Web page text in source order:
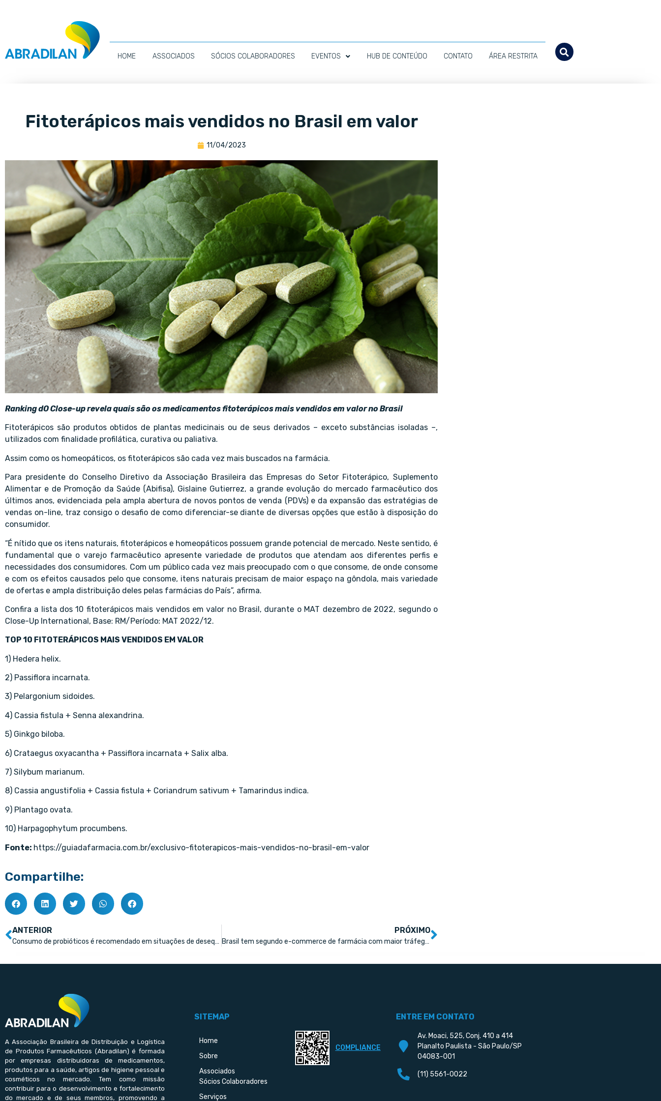
HOME ASSOCIADOS SÓCIOS COLABORADORES EVENTOS HUB DE CONTEÚDO CONTATO ÁREA RESTRITA
Fitoterápicos mais vendidos no Brasil em valor
11/04/2023
Ranking dO Close-up revela quais são os medicamentos fitoterápicos mais vendidos em valor no Brasil
Fitoterápicos são produtos obtidos de plantas medicinais ou de seus derivados – exceto substâncias isoladas –,
utilizados com finalidade profilática, curativa ou paliativa.
Assim como os homeopáticos, os fitoterápicos são cada vez mais buscados na farmácia.
Para presidente do Conselho Diretivo da Associação Brasileira das Empresas do Setor Fitoterápico, Suplemento
Alimentar e de Promoção da Saúde (Abifisa), Gislaine Gutierrez, a grande evolução do mercado farmacêutico dos
últimos anos, evidenciada pela ampla abertura de novos pontos de venda (PDVs) e da expansão das estratégias de
vendas on-line, traz consigo o desafio de como diferenciar-se diante de diversas opções que estão à disposição do
consumidor.
“É nítido que os itens naturais, fitoterápicos e homeopáticos possuem grande potencial de mercado. Neste sentido, é
fundamental que o varejo farmacêutico apresente variedade de produtos que atendam aos diferentes perfis e
necessidades dos consumidores. Com um público cada vez mais preocupado com o que consome, de onde consome
e com os efeitos causados pelo que consome, itens naturais precisam de maior espaço na gôndola, mais variedade
de ofertas e ampla distribuição deles pelas farmácias do País”, afirma.
Confira a lista dos 10 fitoterápicos mais vendidos em valor no Brasil, durante o MAT dezembro de 2022, segundo o
Close-Up International, Base: RM/Período: MAT 2022/12.
TOP 10 FITOTERÁPICOS MAIS VENDIDOS EM VALOR
1) Hedera helix.
2) Passiflora incarnata.
3) Pelargonium sidoides.
4) Cassia fistula + Senna alexandrina.
5) Ginkgo biloba.
6) Crataegus oxyacantha + Passiflora incarnata + Salix alba.
7) Silybum marianum.
8) Cassia angustifolia + Cassia fistula + Coriandrum sativum + Tamarindus indica.
9) Plantago ovata.
10) Harpagophytum procumbens.
Fonte: https://guiadafarmacia.com.br/exclusivo-fitoterapicos-mais-vendidos-no-brasil-em-valor
Compartilhe:
ANTERIOR
Consumo de probióticos é recomendado em situações de desequilíbrio da flora
PRÓXIMO
Brasil tem segundo e-commerce de farmácia com maior tráfego global
A Associação Brasileira de Distribuição e Logística
de Produtos Farmacêuticos (Abradilan) é formada
por empresas distribuidoras de medicamentos,
produtos para a saúde, artigos de higiene pessoal e
cosméticos no mercado. Tem como missão
contribuir para o desenvolvimento e fortalecimento
do mercado e de seus membros, promovendo a
SITEMAP
Home
Sobre
Associados
Sócios Colaboradores
Serviços
COMPLIANCE
ENTRE EM CONTATO
Av. Moaci, 525, Conj. 410 a 414
Planalto Paulista - São Paulo/SP
04083-001
(11) 5561-0022